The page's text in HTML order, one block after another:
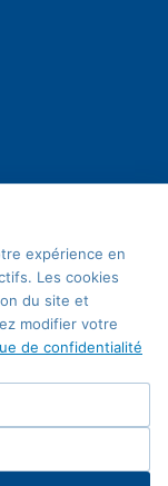
onglet)
expérience en
Les cookies
du site et
modifier votre
de confidentialité